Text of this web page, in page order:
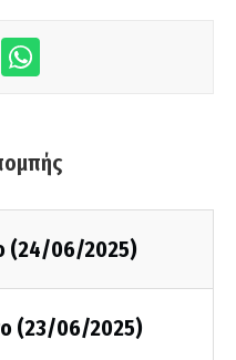
(24/06/2025)
(23/06/2025)